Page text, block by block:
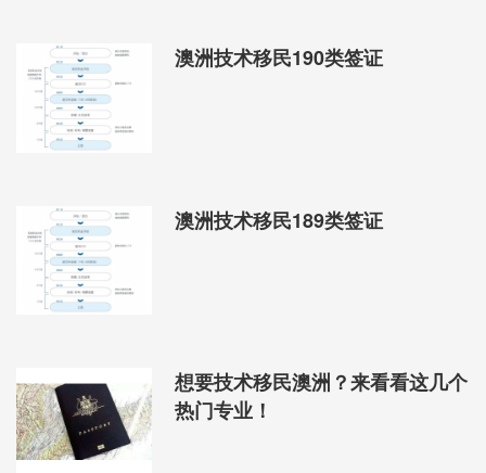
澳洲技术移民190类签证
澳洲技术移民189类签证
想要技术移民澳洲？来看看这几个
热门专业！